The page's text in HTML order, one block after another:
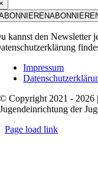
kannst den Newsletter
Impressum
© Copyright 2021 - 2026
Jugendeinrichtung der
Page load link